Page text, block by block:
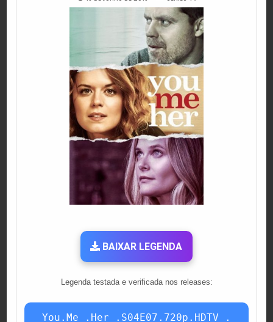
IN
BAIXAR LEGENDA
Legenda testada e verificada nos releases:
You.Me_.Her_.S04E07.720p.HDTV_.